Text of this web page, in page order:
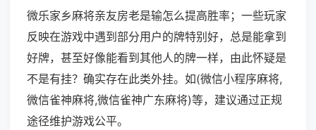
微乐家乡麻将亲友房老是输怎么提高胜率；一些玩家
反映在游戏中遇到部分用户的牌特别好，总是能拿到
好牌，甚至好像能看到其他人的牌一样，由此怀疑是
不是有挂？确实存在此类外挂。如(微信小程序麻将,
微信雀神麻将,微信雀神广东麻将)等，建议通过正规
途径维护游戏公平。